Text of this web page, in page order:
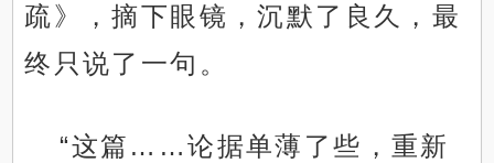
疏》，摘下眼镜，沉默了良久，最
终只说了一句。
“这篇……论据单薄了些，重新